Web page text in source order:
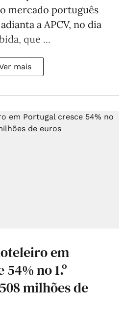
mercado português
a APCV, no dia
que ...
mais
em
no 1.º
milhões de